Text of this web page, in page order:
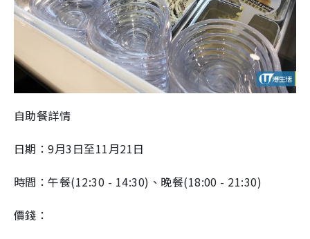
自助餐詳情
日期：9月3日至11月21日
時間：午餐(12:30 - 14:30)、晚餐(18:00 - 21:30)
價錢：